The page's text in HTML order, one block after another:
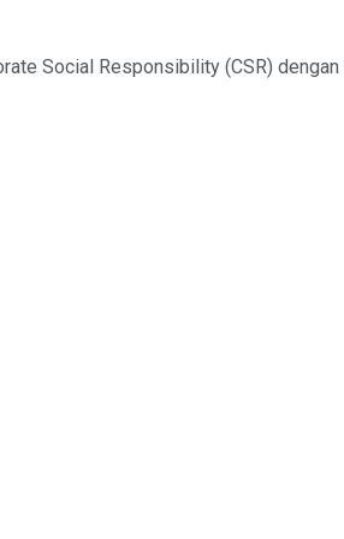
Social Responsibility (CSR) dengan